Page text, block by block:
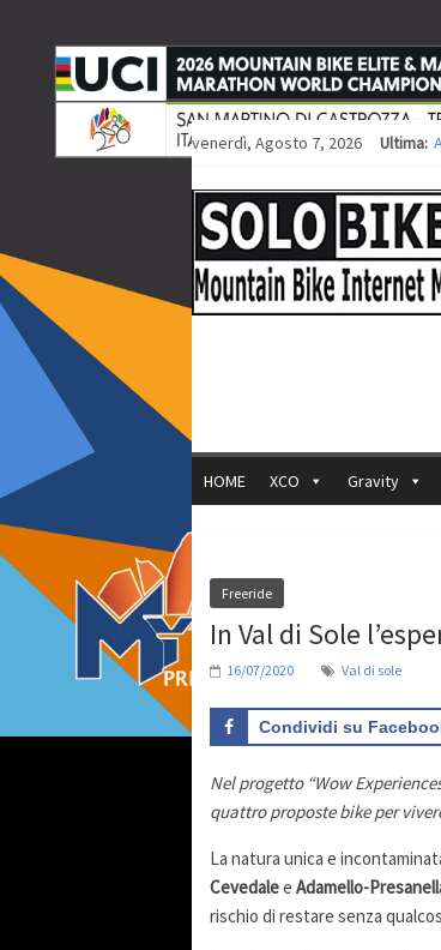
venerdì, Agosto 7, 2026 Ultima:
HOME XCO Gravity
Freeride
In Val di Sole
16/07/2020 Val di sole
Condividi su
Nel progetto “Wow
quattro proposte bike per
La natura unica e
Cevedalee Adamello-
rischio di restare senza